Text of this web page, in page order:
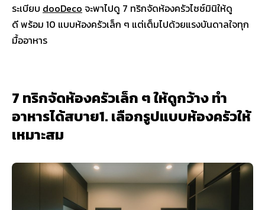
ระเบียบ dooDeco จะพาไปดู 7 ทริกจัดห้องครัวไซซ์มินิให้ดู
ดี พร้อม 10 แบบห้องครัวเล็ก ๆ แต่เต็มไปด้วยแรงบันดาลใจทุก
มื้ออาหาร
7 ทริกจัดห้องครัวเล็ก ๆ ให้ดูกว้าง ทำ
อาหารได้สบาย1. เลือกรูปแบบห้องครัวให้
เหมาะสม